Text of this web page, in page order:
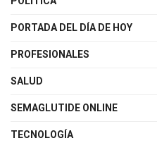
PORTADA DEL DÍA DE HOY
PROFESIONALES
SALUD
SEMAGLUTIDE ONLINE
TECNOLOGÍA